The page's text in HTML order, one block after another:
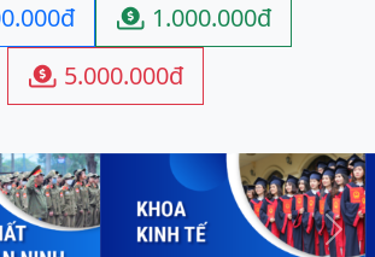
 1.000.000đ
 5.000.000đ
Next